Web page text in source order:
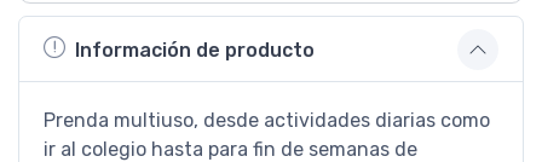
Información de producto
Prenda multiuso, desde actividades diarias como
ir al colegio hasta para fin de semanas de